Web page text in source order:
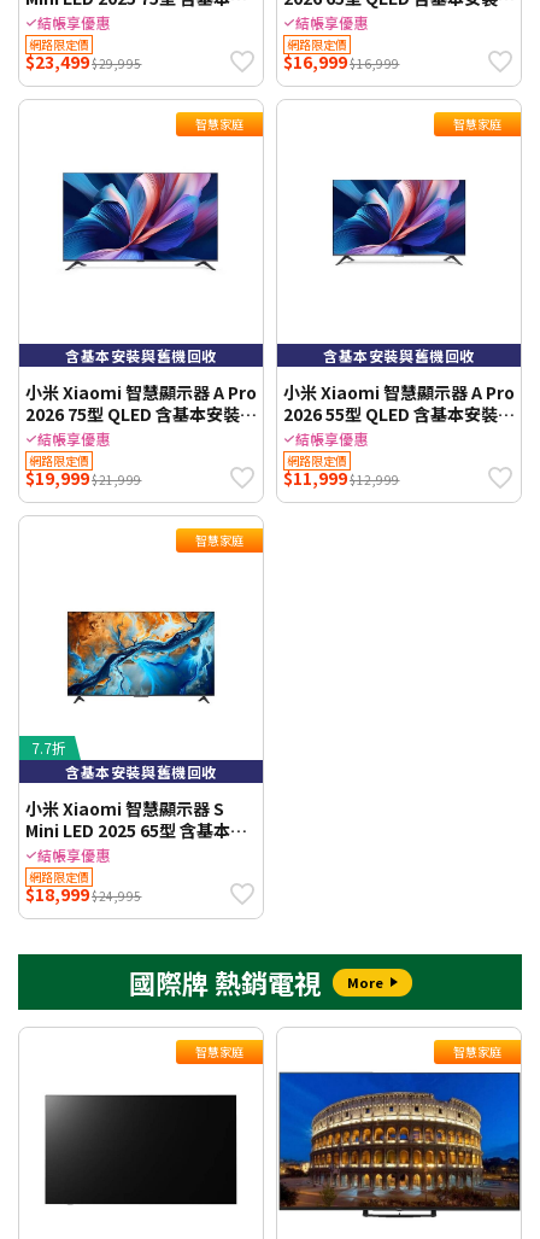
裝與舊機回收
結帳享優惠
網路限定價
$23,499$29,995
舊機回收
結帳享優惠
網路限定價
$16,999$16,999
智慧家庭
含基本安裝與舊機回收
小米 Xiaomi 智慧顯示器 A Pro
2026 75型 QLED 含基本安裝與
舊機回收
結帳享優惠
網路限定價
$19,999$21,999
智慧家庭
含基本安裝與舊機回收
小米 Xiaomi 智慧顯示器 A Pro
2026 55型 QLED 含基本安裝與
舊機回收
結帳享優惠
網路限定價
$11,999$12,999
7.7折
智慧家庭
含基本安裝與舊機回收
小米 Xiaomi 智慧顯示器 S
Mini LED 2025 65型 含基本安
裝與舊機回收
結帳享優惠
網路限定價
$18,999$24,995
國際牌 熱銷電視 More
智慧家庭 智慧家庭